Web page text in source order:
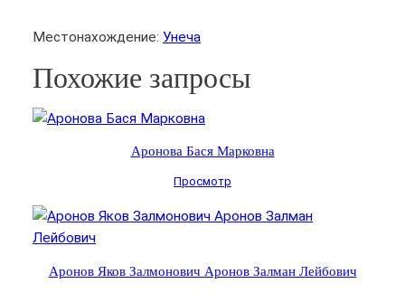
Местонахождение: Унеча
Похожие запросы
Аронова Бася Марковна
Просмотр
Аронов Яков Залмонович Аронов Залман Лейбович